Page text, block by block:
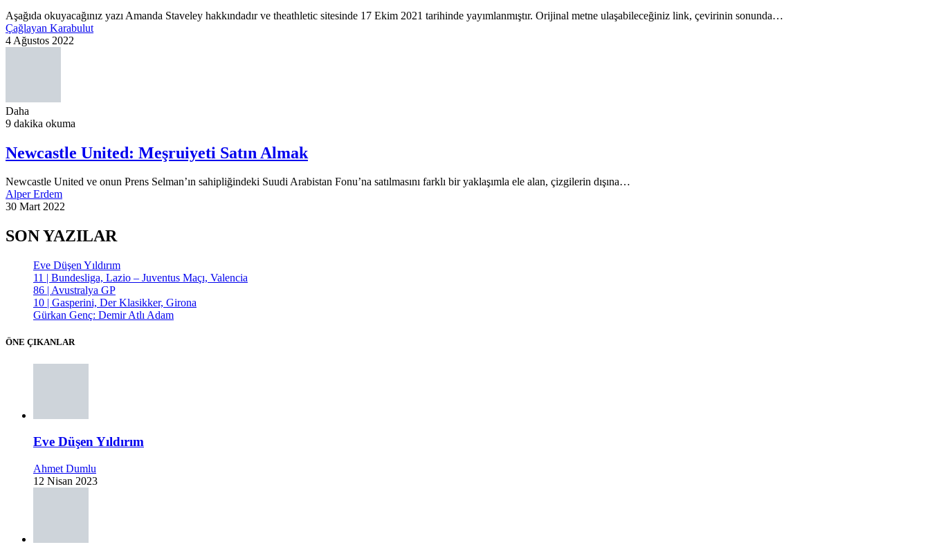
Aşağıda okuyacağınız yazı Amanda Staveley hakkındadır ve theathletic sitesinde 17 Ekim 2021 tarihinde yayımlanmıştır. Orijinal metne ulaşabileceğiniz link, çevirinin sonunda…
Çağlayan Karabulut
4 Ağustos 2022
Daha
9 dakika okuma
Newcastle United: Meşruiyeti Satın Almak
Newcastle United ve onun Prens Selman’ın sahipliğindeki Suudi Arabistan Fonu’na satılmasını farklı bir yaklaşımla ele alan, çizgilerin dışına…
Alper Erdem
30 Mart 2022
SON YAZILAR
Eve Düşen Yıldırım
11 | Bundesliga, Lazio – Juventus Maçı, Valencia
86 | Avustralya GP
10 | Gasperini, Der Klasikker, Girona
Gürkan Genç: Demir Atlı Adam
ÖNE ÇIKANLAR
Eve Düşen Yıldırım
Ahmet Dumlu
12 Nisan 2023